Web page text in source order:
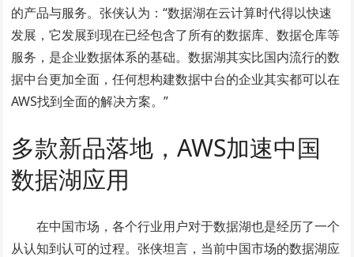
的产品与服务。张侠认为：“数据湖在云计算时代得以快速
发展，它发展到现在已经包含了所有的数据库、数据仓库等
服务，是企业数据体系的基础。数据湖其实比国内流行的数
据中台更加全面，任何想构建数据中台的企业其实都可以在
AWS找到全面的解决方案。”
多款新品落地，AWS加速中国
数据湖应用
在中国市场，各个行业用户对于数据湖也是经历了一个
从认知到认可的过程。张侠坦言，当前中国市场的数据湖应